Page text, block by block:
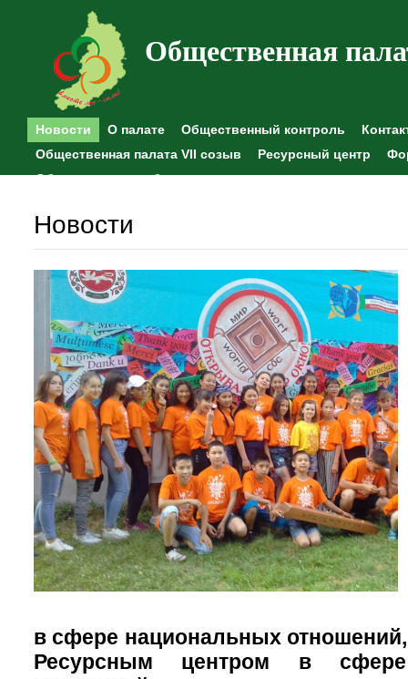
Общественная
Новости О палате Общественный контроль
Общественная палата VII созыв
Ресурсный центр
Общественные наблюдения
Новости
в сфере национальных отношений,
Ресурсным центром в сфере